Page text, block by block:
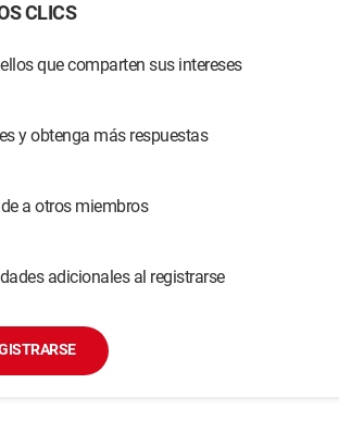
CLICS
que comparten sus intereses
y obtenga más respuestas
a otros miembros
adicionales al registrarse